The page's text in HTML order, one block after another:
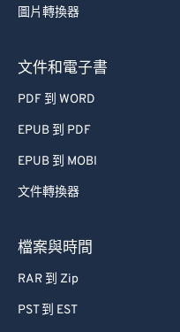
圖片轉換器
文件和電子書
PDF 到 WORD
EPUB 到 PDF
EPUB 到 MOBI
文件轉換器
檔案與時間
RAR 到 Zip
PST 到 EST